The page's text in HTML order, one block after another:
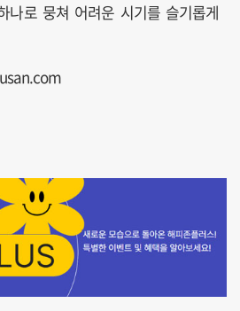
나로 뭉쳐 어려운 시기를 슬기롭게